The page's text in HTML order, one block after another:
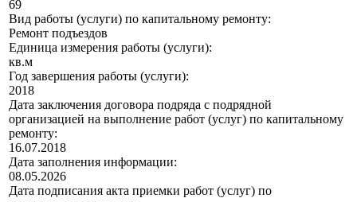
69
Вид работы (услуги) по капитальному ремонту:
Ремонт подъездов
Единица измерения работы (услуги):
кв.м
Год завершения работы (услуги):
2018
Дата заключения договора подряда с подрядной
организацией на выполнение работ (услуг) по капитальному
ремонту:
16.07.2018
Дата заполнения информации:
08.05.2026
Дата подписания акта приемки работ (услуг) по